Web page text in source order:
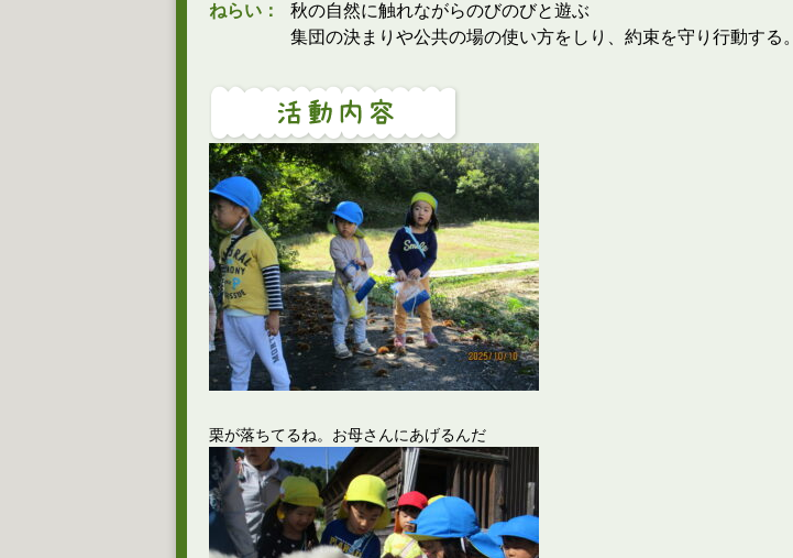
ねらい：
秋の自然に触れながらのびのびと遊ぶ
集団の決まりや公共の場の使い方をしり、約束を守り行動する。
栗が落ちてるね。お母さんにあげるんだ